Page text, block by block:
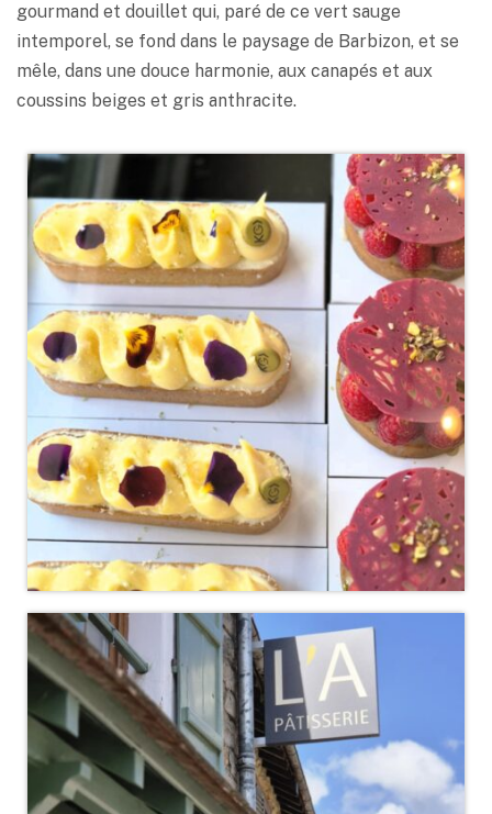
gourmand et douillet qui, paré de ce vert sauge
intemporel, se fond dans le paysage de Barbizon, et se
mêle, dans une douce harmonie, aux canapés et aux
coussins beiges et gris anthracite.